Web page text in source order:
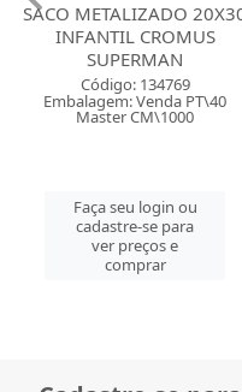
SACO METALIZADO
INFANTIL CROMUS
SUPERMAN
Código: 134769
Embalagem: Venda PT\40
Master CM\1000
Faça seu login ou
cadastre-se para
ver preços e
comprar